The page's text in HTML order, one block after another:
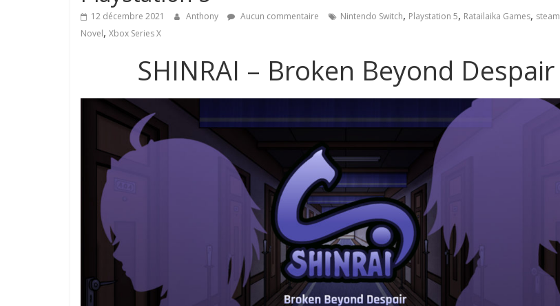
12 décembre 2021 Anthony Aucun commentaire Nintendo Switch, Playstation 5, Ratailaika Games, steam
Novel, Xbox Series X
SHINRAI – Broken Beyond Despair